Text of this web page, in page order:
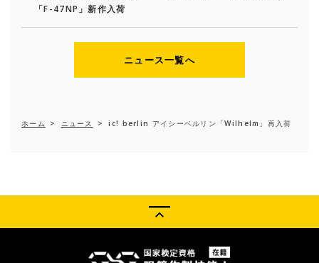
「F-47NP」新作入荷
ニュース一覧へ
ホーム > ニュース > ic! berlin アイシーベルリン「Wilhelm」再入荷